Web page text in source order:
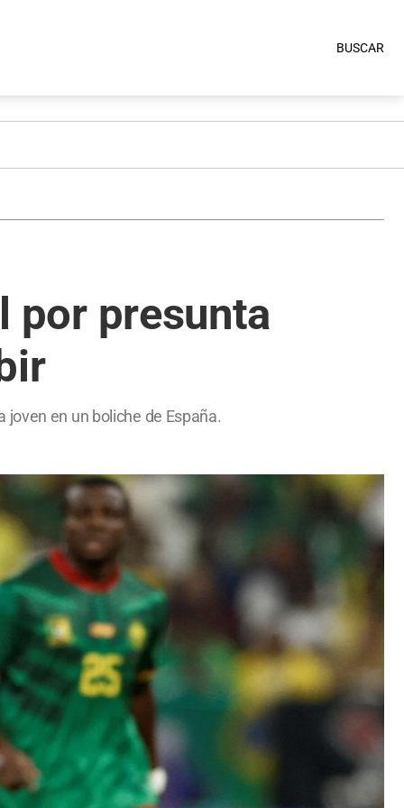
BUSCAR
por presunta
en un boliche de España.